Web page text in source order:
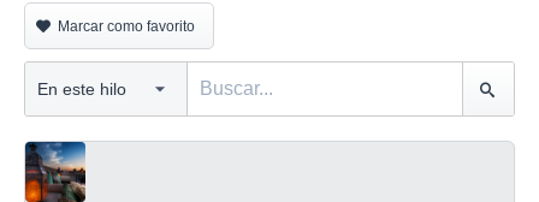
Marcar como favorito